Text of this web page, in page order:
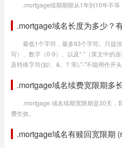
.mortgage续期期限从1年到10年不等
.mortgage域名长度为多少？
最低1个字符，最多63个字符。只提
写）、数字（0-9）、以及"-"（英文中的
及特殊字符(如!、&、? 等),"-"不能用作开头
.mortgage域名续费宽限期多
.mortgage 域名续期宽限期是30天，
费生效。
.mortgage域名有赎回宽限期